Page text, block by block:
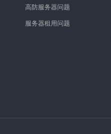
高防服务器问题
服务器租用问题